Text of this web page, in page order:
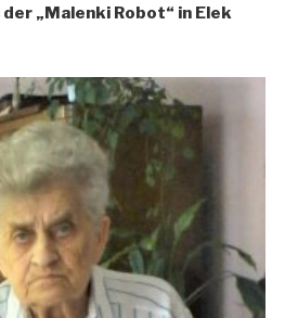
„Malenki Robot“ in Elek